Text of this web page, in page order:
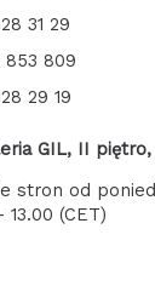
31 29
853 809
29 19
GIL, II
stron od
13.00 (CET)